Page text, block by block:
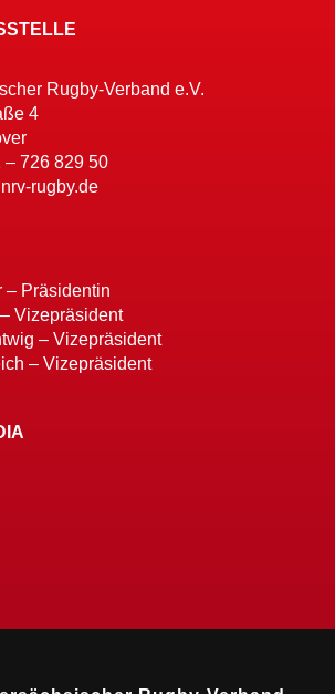
Rugby-Verband e.V.
4
– 726 829 50
rugby.de
– Präsidentin
Vizepräsident
– Vizepräsident
– Vizepräsident